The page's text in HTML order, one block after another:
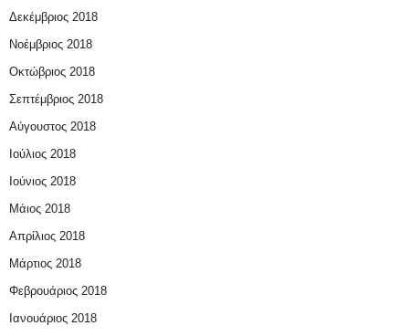
Δεκέμβριος 2018
Νοέμβριος 2018
Οκτώβριος 2018
Σεπτέμβριος 2018
Αύγουστος 2018
Ιούλιος 2018
Ιούνιος 2018
Μάιος 2018
Απρίλιος 2018
Μάρτιος 2018
Φεβρουάριος 2018
Ιανουάριος 2018